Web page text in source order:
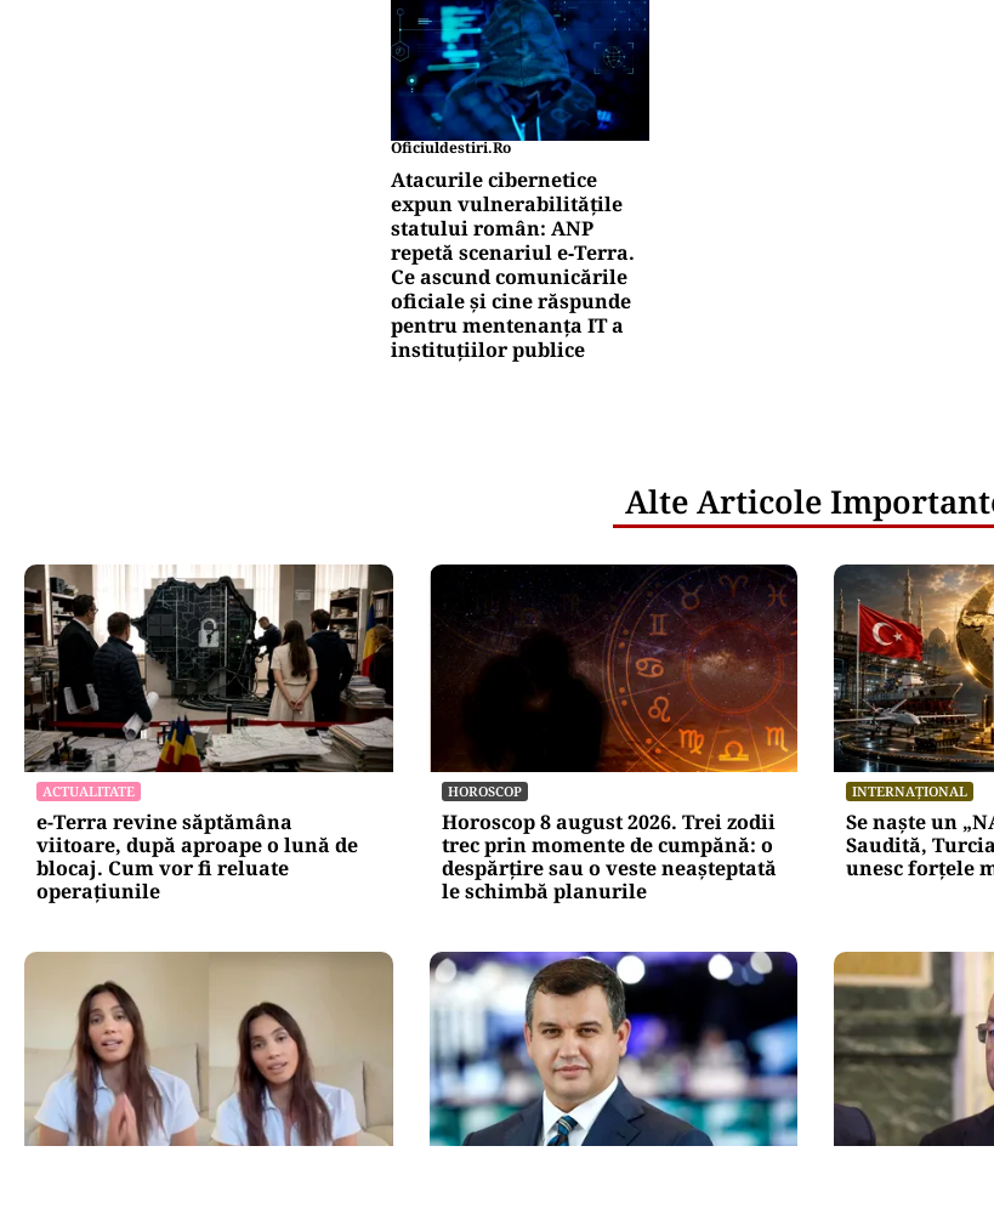
Oficiuldestiri.ro
Atacurile cibernetice
expun vulnerabilitățile
statului român: ANP
repetă scenariul e‑Terra.
Ce ascund comunicările
oficiale și cine răspunde
pentru mentenanța IT a
instituțiilor publice
Alte Articole
ACTUALITATE
e-Terra revine săptămâna
viitoare, după aproape o lună de
blocaj. Cum vor fi reluate
operațiunile
HOROSCOP
Horoscop 8 august 2026. Trei zodii
trec prin momente de cumpănă: o
despărțire sau o veste neașteptată
le schimbă planurile
INTERNAȚIONAL
Se naște un
Saudită,
unesc forțele